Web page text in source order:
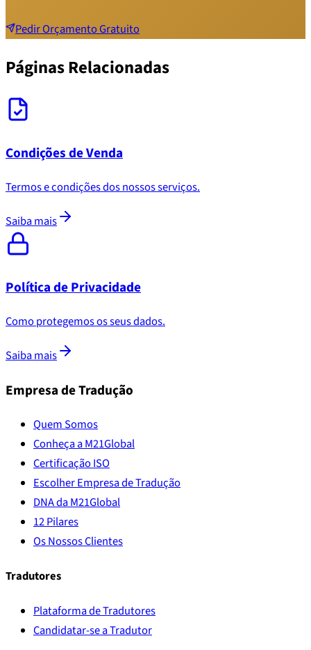
Pedir Orçamento Gratuito
Páginas Relacionadas
Condições de Venda
Termos e condições dos nossos serviços.
Saiba mais
Política de Privacidade
Como protegemos os seus dados.
Saiba mais
Empresa de Tradução
Quem Somos
Conheça a M21Global
Certificação ISO
Escolher Empresa de Tradução
DNA da M21Global
12 Pilares
Os Nossos Clientes
Tradutores
Plataforma de Tradutores
Candidatar-se a Tradutor